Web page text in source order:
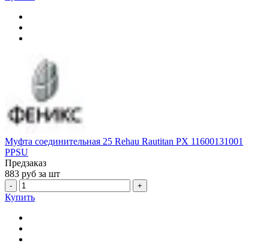
Муфта соединительная 25 Rehau Rautitan PX 11600131001
PPSU
Предзаказ
883 руб за шт
- +
Купить